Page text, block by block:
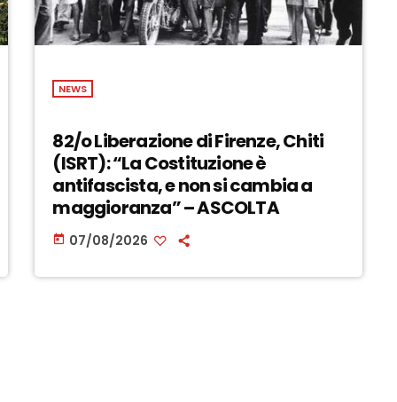
NEWS
82/o Liberazione di Firenze, Chiti
(ISRT): “La Costituzione è
antifascista, e non si cambia a
maggioranza” – ASCOLTA
today 07/08/2026